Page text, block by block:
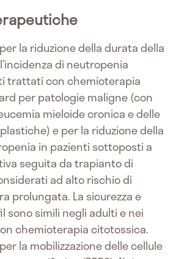
la riduzione della durata della
di neutropenia
trattati con chemioterapia
per patologie maligne (con
mieloide cronica e delle
e per la riduzione della
in pazienti sottoposti a
seguita da trapianto di
ad alto rischio di
prolungata. La sicurezza e
sono simili negli adulti e nei
chemioterapia citotossica.
la mobilizzazione delle cellule